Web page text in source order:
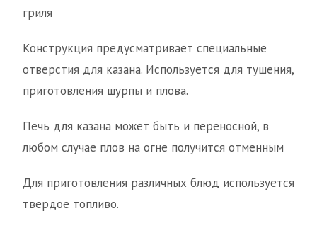
гриля
Конструкция предусматривает специальные
отверстия для казана. Используется для тушения,
приготовления шурпы и плова.
Печь для казана может быть и переносной, в
любом случае плов на огне получится отменным
Для приготовления различных блюд используется
твердое топливо.